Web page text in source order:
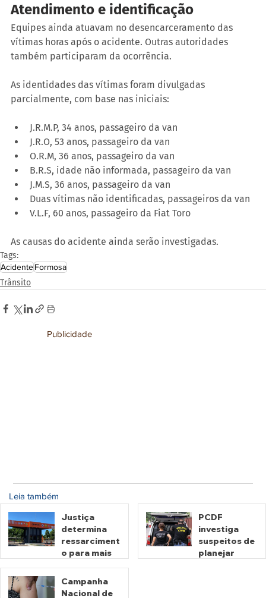
Atendimento e identificação
Equipes ainda atuavam no desencarceramento das
vítimas horas após o acidente. Outras autoridades
também participaram da ocorrência.
As identidades das vítimas foram divulgadas
parcialmente, com base nas iniciais:
J.R.M.P, 34 anos, passageiro da van
J.R.O, 53 anos, passageiro da van
O.R.M, 36 anos, passageiro da van
B.R.S, idade não informada, passageiro da van
J.M.S, 36 anos, passageiro da van
Duas vítimas não identificadas, passageiros da van
V.L.F, 60 anos, passageiro da Fiat Toro
As causas do acidente ainda serão investigadas.
Tags:
AcidenteFormosa
Trânsito
Publicidade
Leia também
Justiça
determina
ressarciment
o para mais
motoristas
por
PCDF
investiga
suspeitos de
planejar
Campanha
Nacional de